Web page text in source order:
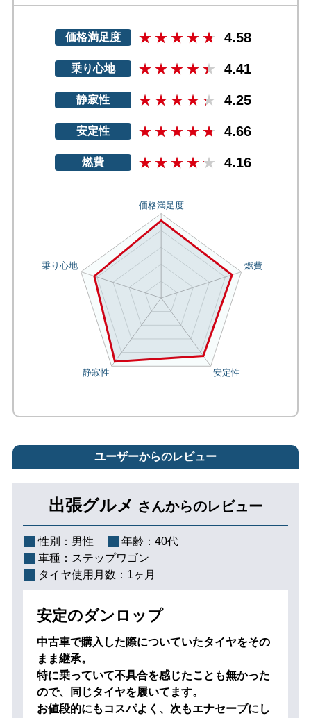
価格満足度 4.58
乗り心地 4.41
静寂性 4.25
安定性 4.66
燃費 4.16
ユーザーからのレビュー
出張グルメ さんからのレビュー
性別： 男性 年齢： 40代
車種： ステップワゴン
タイヤ使用月数： 1ヶ月
安定のダンロップ
中古車で購入した際についていたタイヤをその
まま継承。
特に乗っていて不具合を感じたことも無かった
ので、同じタイヤを履いてます。
お値段的にもコスパよく、次もエナセーブにし